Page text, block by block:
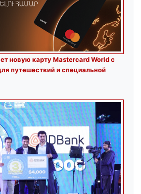
новую карту Mastercard World с
путешествий и специальной